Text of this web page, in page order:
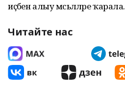
иҫәбен алыу мәсьәләләре ҡарала.
Читайте нас